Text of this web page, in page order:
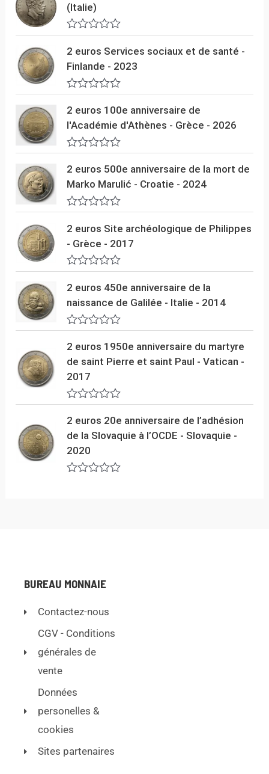
e
0
s
r
5
(Italie)
N
o
e
0
s
r
5
2 euros Services sociaux et de santé -
Finlande - 2023
N
o
e
0
s
r
5
2 euros 100e anniversaire de
l'Académie d'Athènes - Grèce - 2026
N
o
e
0
s
r
2 euros 500e anniversaire de la mort de
Marko Marulić - Croatie - 2024
o
e
0
s
r
2 euros Site archéologique de Philippes
- Grèce - 2017
N
o
e
0
s
r
5
2 euros 450e anniversaire de la
naissance de Galilée - Italie - 2014
N
o
e
0
u
r
5
2 euros 1950e anniversaire du martyre
de saint Pierre et saint Paul - Vatican -
2017
N
o
e
0
u
2 euros 20e anniversaire de l’adhésion
de la Slovaquie à l’OCDE - Slovaquie -
2020
BUREAU MONNAIE
Contactez-nous
CGV - Conditions
générales de
vente
Données
personelles &
cookies
Sites partenaires